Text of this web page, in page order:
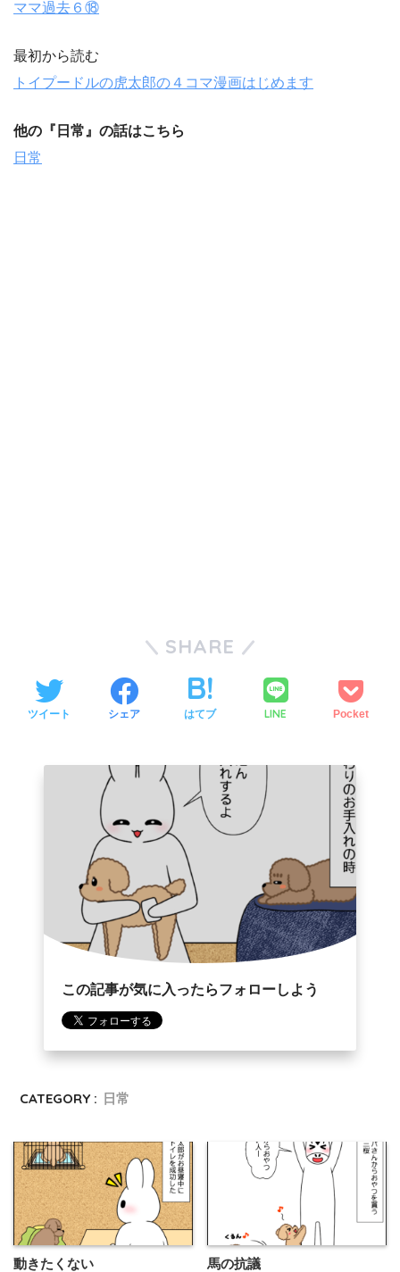
ママ過去６⑱
最初から読む
トイプードルの虎太郎の４コマ漫画はじめます
他の『日常』の話はこちら
日常
SHARE
ツイート シェア はてブ LINE Pocket
この記事が気に入ったらフォローしよう
CATEGORY : 日常
動きたくない 馬の抗議